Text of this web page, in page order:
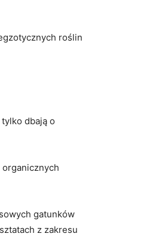
roślin
dbają o
gatunków
z​ zakresu